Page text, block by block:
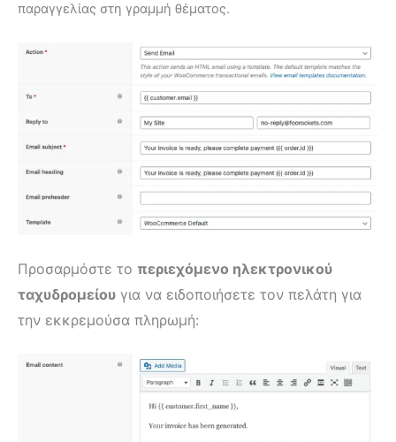
παραγγελίας στη γραμμή θέματος.
Προσαρμόστε το περιεχόμενο ηλεκτρονικού
ταχυδρομείου για να ειδοποιήσετε τον πελάτη για
την εκκρεμούσα πληρωμή: